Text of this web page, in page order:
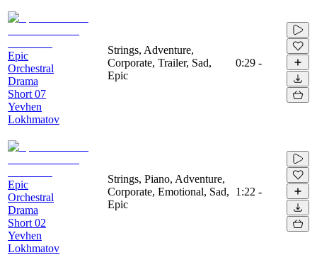
Epic
Orchestral
Drama
Short 07
Yevhen
Lokhmatov
Strings, Adventure,
Corporate, Trailer, Sad,
Epic
0:29 -
Epic
Orchestral
Drama
Short 02
Yevhen
Lokhmatov
Strings, Piano, Adventure,
Corporate, Emotional, Sad,
Epic
1:22 -